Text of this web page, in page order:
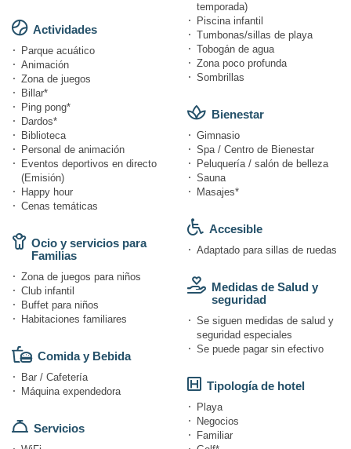
Actividades
Parque acuático
Animación
Zona de juegos
Billar*
Ping pong*
Dardos*
Biblioteca
Personal de animación
Eventos deportivos en directo
(Emisión)
Happy hour
Cenas temáticas
Ocio y servicios para
Familias
Zona de juegos para niños
Club infantil
Buffet para niños
Habitaciones familiares
Comida y Bebida
Bar / Cafetería
Máquina expendedora
Servicios
temporada)
Piscina infantil
Tumbonas/sillas de playa
Tobogán de agua
Zona poco profunda
Sombrillas
Bienestar
Gimnasio
Spa / Centro de Bienestar
Peluquería / salón de belleza
Sauna
Masajes*
Accesible
Adaptado para sillas de ruedas
Medidas de Salud y
seguridad
Se siguen medidas de salud y
seguridad especiales
Se puede pagar sin efectivo
Tipología de hotel
Playa
Negocios
Familiar